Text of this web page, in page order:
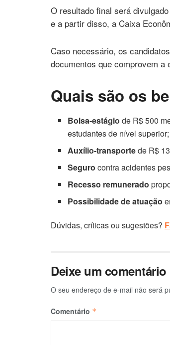
O resultado final será
e a partir disso, a Caixa
Caso necessário, os
documentos que comprovem
Quais são os
Bolsa-estágio de R$ 500
estudantes de nível superior;
Auxílio-transportede R$
Seguro contra acidentes
Recesso remunerado
Possibilidade de atuação
Dúvidas, críticas ou sugestões?
Deixe um comentário
O seu endereço de e-mail não será
Comentário *